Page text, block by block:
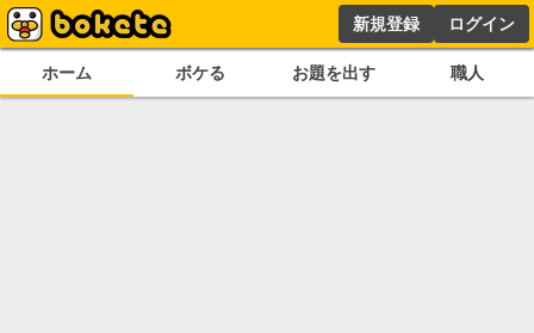
新規登録 ログイン
ホーム ボケる お題を出す 職人